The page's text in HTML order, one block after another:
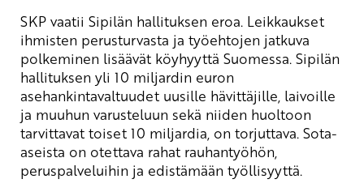
SKP vaatii Sipilän hallituksen eroa. Leikkaukset
ihmisten perusturvasta ja työehtojen jatkuva
polkeminen lisäävät köyhyyttä Suomessa. Sipilän
hallituksen yli 10 miljardin euron
asehankintavaltuudet uusille hävittäjille, laivoille
ja muuhun varusteluun sekä niiden huoltoon
tarvittavat toiset 10 miljardia, on torjuttava. Sota-
aseista on otettava rahat rauhantyöhön,
peruspalveluihin ja edistämään työllisyyttä.